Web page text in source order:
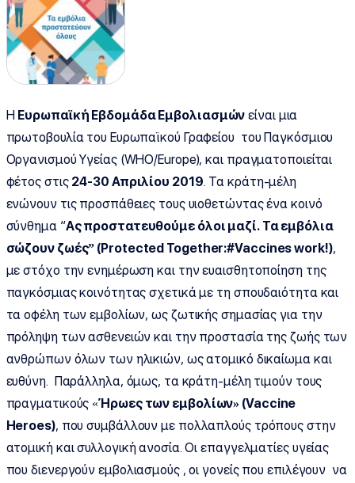
Η Ευρωπαϊκή Εβδομάδα Εμβολιασμών είναι μια
πρωτοβουλία του Ευρωπαϊκού Γραφείου του Παγκόσμιου
Οργανισμού Υγείας (WHO/Europe), και πραγματοποιείται
φέτος στις 24-30 Απριλίου 2019. Τα κράτη-μέλη
ενώνουν τις προσπάθειες τους υιοθετώντας ένα κοινό
σύνθημα “Ας προστατευθούμε όλοι μαζί. Τα εμβόλια
σώζουν ζωές” (Protected Together:#Vaccines work!),
με στόχο την ενημέρωση και την ευαισθητοποίηση της
παγκόσμιας κοινότητας σχετικά με τη σπουδαιότητα και
τα οφέλη των εμβολίων, ως ζωτικής σημασίας για την
πρόληψη των ασθενειών και την προστασία της ζωής των
ανθρώπων όλων των ηλικιών, ως ατομικό δικαίωμα και
ευθύνη. Παράλληλα, όμως, τα κράτη-μέλη τιμούν τους
πραγματικούς «Ήρωες των εμβολίων» (Vaccine
Heroes), που συμβάλλουν με πολλαπλούς τρόπους στην
ατομική και συλλογική ανοσία. Οι επαγγελματίες υγείας
που διενεργούν εμβολιασμούς , οι γονείς που επιλέγουν να